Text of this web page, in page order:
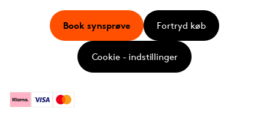
KlarnaVisa Mastercard
Book synsprøve Fortryd køb
Cookie - indstillinger